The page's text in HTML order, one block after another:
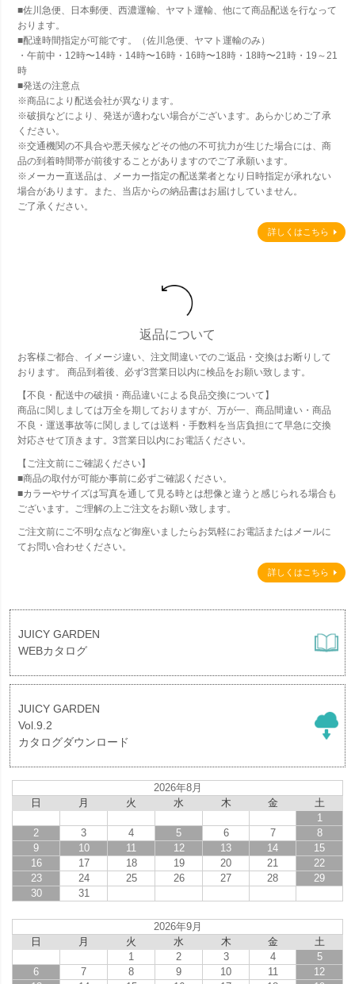
■佐川急便、日本郵便、西濃運輸、ヤマト運輸、他にて商品配送を行なって
おります。
■配達時間指定が可能です。（佐川急便、ヤマト運輸のみ）
・午前中・12時〜14時・14時〜16時・16時〜18時・18時〜21時・19～21
時
■発送の注意点
※商品により配送会社が異なります。
※破損などにより、発送が適わない場合がございます。あらかじめご了承
ください。
※交通機関の不具合や悪天候などその他の不可抗力が生じた場合には、商
品の到着時間帯が前後することがありますのでご了承願います。
※メーカー直送品は、メーカー指定の配送業者となり日時指定が承れない
場合があります。また、当店からの納品書はお届けしていません。
ご了承ください。
詳しくはこちら
返品について
お客様ご都合、イメージ違い、注文間違いでのご返品・交換はお断りして
おります。 商品到着後、必ず3営業日以内に検品をお願い致します。
【不良・配送中の破損・商品違いによる良品交換について】
商品に関しましては万全を期しておりますが、万が一、商品間違い・商品
不良・運送事故等に関しましては送料・手数料を当店負担にて早急に交換
対応させて頂きます。3営業日以内にお電話ください。
【ご注文前にご確認ください】
■商品の取付が可能か事前に必ずご確認ください。
■カラーやサイズは写真を通して見る時とは想像と違うと感じられる場合も
ございます。ご理解の上ご注文をお願い致します。
ご注文前にご不明な点など御座いましたらお気軽にお電話またはメールに
てお問い合わせください。
詳しくはこちら
JUICY GARDEN
WEBカタログ
JUICY GARDEN
Vol.9.2
カタログダウンロード
2026年8月
日
月 火 水 木 金
土
1
2
3 4 5 6 7
8
9
10 11 12 13 14
15
16
17 18 19 20 21
22
23
24 25 26 27 28
29
30
31
2026年9月
日
月 火 水 木 金
土
1
2 3 4
5
6
7 8 9 10 11
12